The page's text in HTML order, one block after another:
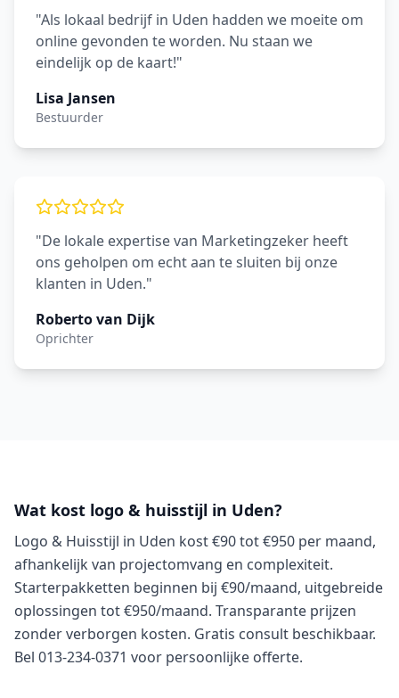
"Als lokaal bedrijf in Uden hadden we moeite om
online gevonden te worden. Nu staan we
eindelijk op de kaart!"
Lisa Jansen
Bestuurder
"De lokale expertise van Marketingzeker heeft
ons geholpen om echt aan te sluiten bij onze
klanten in Uden."
Roberto van Dijk
Oprichter
Wat kost logo & huisstijl in Uden?
Logo & Huisstijl in Uden kost €90 tot €950 per maand,
afhankelijk van projectomvang en complexiteit.
Starterpakketten beginnen bij €90/maand, uitgebreide
oplossingen tot €950/maand. Transparante prijzen
zonder verborgen kosten. Gratis consult beschikbaar.
Bel 013-234-0371 voor persoonlijke offerte.